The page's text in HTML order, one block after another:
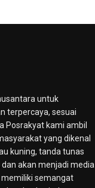
untuk
terpercaya, sesuai
Posrakyat kami ambil
yang dikenal
kuning, tanda tunas
akan menjadi media
memiliki semangat